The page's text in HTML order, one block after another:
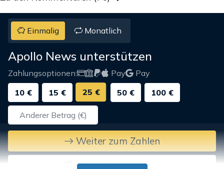
Einmalig Monatlich
Apollo News unterstützen
Zahlungsoptionen: Pay
Pay
10 €
15 € 25 € 50 € 100 €
Weiter zum Zahlen
Bank-Überweisung